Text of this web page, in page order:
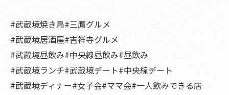
#武蔵境焼き鳥#三鷹グルメ
#武蔵境居酒屋#吉祥寺グルメ
#武蔵境昼飲み#中央線昼飲み#昼飲み
#武蔵境ランチ#武蔵境デート#中央線デート
#武蔵境ディナー#女子会#ママ会#一人飲みできる店